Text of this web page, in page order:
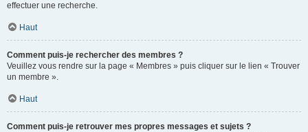
effectuer une recherche.
Haut
Comment puis-je rechercher des membres ?
Veuillez vous rendre sur la page « Membres » puis cliquer sur le lien « Trouver
un membre ».
Haut
Comment puis-je retrouver mes propres messages et sujets ?